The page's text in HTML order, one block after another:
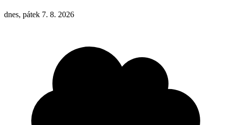
dnes, pátek 7. 8. 2026